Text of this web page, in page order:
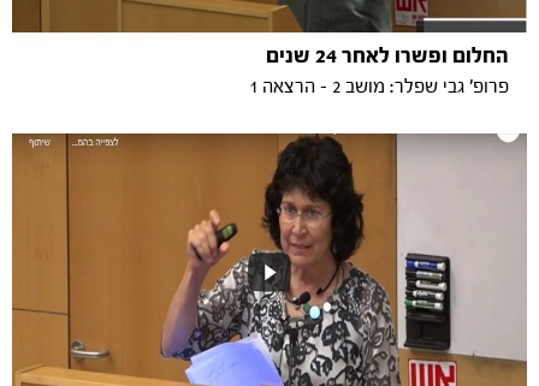
החלום ופשרו לאחר 24 שנים
פרופ' גבי שפלר: מושב 2 - הרצאה 1